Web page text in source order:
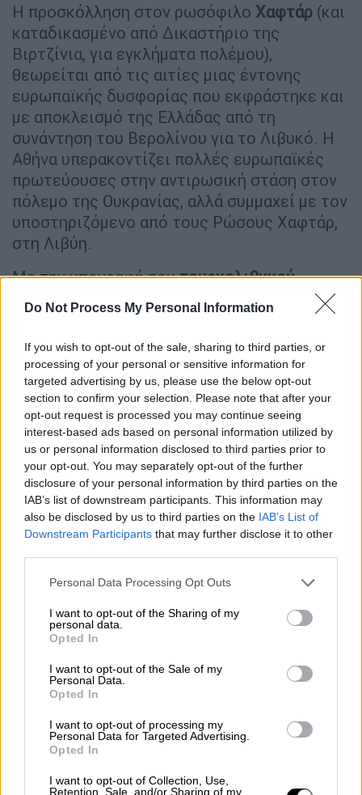
Do Not Process My Personal Information
If you wish to opt-out of the sale, sharing to third parties, or
processing of your personal or sensitive information for
targeted advertising by us, please use the below opt-out
section to confirm your selection. Please note that after your
opt-out request is processed you may continue seeing
interest-based ads based on personal information utilized by
us or personal information disclosed to third parties prior to
your opt-out. You may separately opt-out of the further
disclosure of your personal information by third parties on the
IAB’s list of downstream participants. This information may
also be disclosed by us to third parties on the IAB’s List of
Downstream Participants that may further disclose it to other
Please note that this website/app uses one or more Google
not limited to your visit or usage behaviour. You may click to
grant or deny consent to Google and its third-party tags to
use your data for below specified purposes in below Google
consent section.
Personal Data Processing Opt Outs
I want to opt-out of the Sharing of my
personal data.
Opted In
I want to opt-out of the Sale of my
Personal Data.
Opted In
I want to opt-out of processing my
Personal Data for Targeted Advertising.
Opted In
I want to opt-out of Collection, Use,
Retention, Sale, and/or Sharing of my
Η προσκόλληση στον ρωσόφιλο Χαφτάρ (και
καταδικασμένο από Δικαστήριο της
Βιρτζίνια, για εγκλήματα πολέμου),
θεωρείται από τις αιτίες μιας έντονης
ευρωπαϊκής δυσφορίας που εκφράστηκε και
με αποκλεισμό της Ελλάδας από τη
συνάντηση του Βερολίνου για το Λιβυκό. Η
Αθήνα υπερακοντίζει πολλές ευρωπαϊκές
πρωτεύουσες στην αντιρωσική στάση στον
πόλεμο της Ουκρανίας, αλλά συμμαχεί με τον
υποστηριζόμενο από τους Ρώσους Χαφτάρ,
στη Λιβύη.
Με την υπογραφή τουτουρκολιβυκού
συμφώνου
, η Αθήνα απέλασε τον Λίβυο
επιτετραμμένο, με αποτέλεσμα οι σχέσεις
των δύο χωρών, να επιδεινωθούν. Ποτέ δεν
έβλαψε κανέναν να υπάρχουν ανοιχτοί
δίαυλοι συνεννόησης, και με τον χειρότερο
εχθρό. Σκεφτήκαμε μήπως να απελάσουμε
τον Τούρκο Πρέσβη στην Αθήνα, επειδή ο
Πρόεδρος και κορυφαίοι αξιωματούχοι της
χώρας του, μέρα παρά μέρα μας τσαμπουνάνε
οτι «θαρθούν νύχτα»;
Το τουρκολιβυκό σύμφωνο, παρότι
προφανέστατα παράνομο, αφού περνάει
“μέσα” από την Κρήτη, έχει γίνει δεκτό από
τον ΟΗΕ, έχει κατατεθεί στο Αποθετήριο
των Συμφωνιών και τώρα χρειάζεται να
γίνουν πολλά για να ακυρωθεί. Μόνο με μια
άλλη κυβέρνηση στη Λιβύη, για την οποία
όμως δεν πιέζουν πλέον οι Δυτικοί, αφού
έχουν εξασφαλίσει ήδη τη ροή της ενέργειας
κυβέρνηση που θα στείλει στο Ανώτατο
Δικαστήριο της Λιβύης την απόφαση του
Περιφερειακού Δικαστηρίου που κηρύσσει